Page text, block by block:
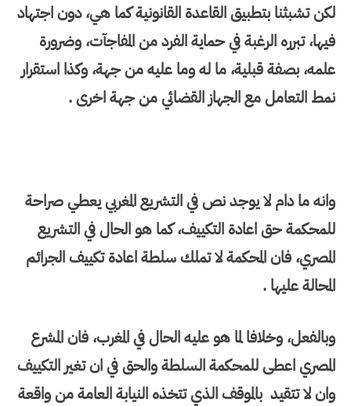
لكن تشبثنا بتطبيق القاعدة القانونية كما هي، دون اجتهاد
فيها، تبرره الرغبة في حماية الفرد من المفاجآت، وضرورة
علمه، بصفة قبلية، ما له وما عليه من جهة، وكذا استقرار
نمط التعامل مع الجهاز القضائي من جهة اخرى .
وانه ما دام لا يوجد نص في التشريع المغربي يعطي صراحة
للمحكمة حق اعادة التكييف، كما هو الحال في التشريع
المصري، فان المحكمة لا تملك سلطة اعادة تكييف الجرائم
المحالة عليها .
وبالفعل، وخلافا لما هو عليه الحال في المغرب، فان المشرع
المصري اعطى للمحكمة السلطة والحق في ان تغير التكييف
وان لا تتقيد بالموقف الذي تتخذه النيابة العامة من واقعة